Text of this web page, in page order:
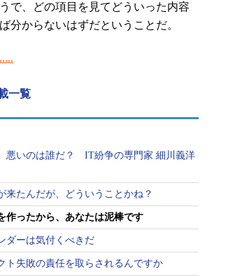
で、どの項目を見てどういった内容
分からないはずだということだ。
……
一覧
悪いのは誰だ？ IT紛争の専門家 細川義洋
来たんだが、どういうことかね？
作ったから、あなたは泥棒です
ダーは気付くべきだ
ト失敗の責任を取らされるんですか